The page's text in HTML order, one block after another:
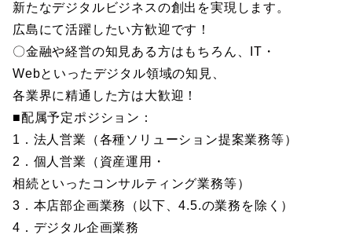
新たなデジタルビジネスの創出を実現します。
広島にて活躍したい方歓迎です！
〇金融や経営の知見ある方はもちろん、IT・
Webといったデジタル領域の知見、
各業界に精通した方は大歓迎！
■配属予定ポジション：
1．法人営業（各種ソリューション提案業務等）
2．個人営業（資産運用・
相続といったコンサルティング業務等）
3．本店部企画業務（以下、4.5.の業務を除く）
4．デジタル企画業務